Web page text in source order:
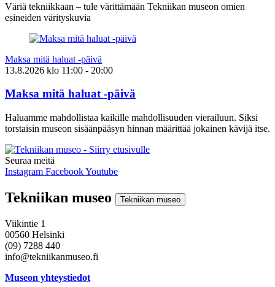
Väriä tekniikkaan – tule värittämään Tekniikan museon omien
esineiden värityskuvia
Maksa mitä haluat -päivä
13.8.2026 klo 11:00 - 20:00
Maksa mitä haluat -päivä
Haluamme mahdollistaa kaikille mahdollisuuden vierailuun. Siksi
torstaisin museon sisäänpääsyn hinnan määrittää jokainen kävijä itse.
Seuraa meitä
Instagram FacebookYoutube
Tekniikan museo Tekniikan museo
Viikintie 1
00560 Helsinki
(09) 7288 440
info@tekniikanmuseo.fi
Museon yhteystiedot